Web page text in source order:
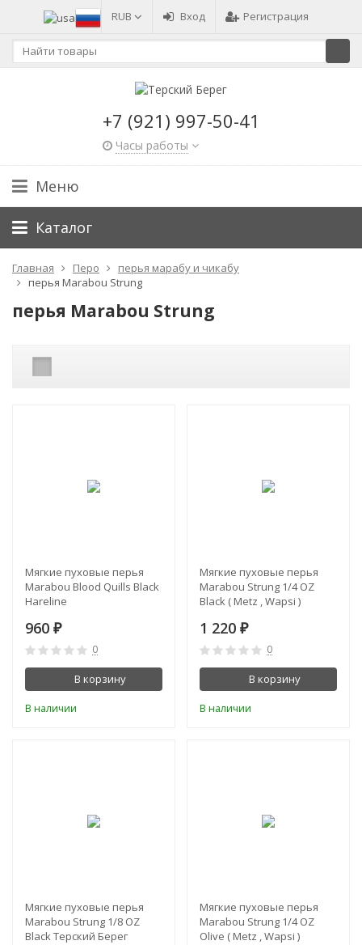
RUB Вход Регистрация
+7 (921) 997-50-41
Часы работы
Меню
Каталог
Главная Перо
перья марабу и чикабу
перья Marabou Strung
перья Marabou Strung
Мягкие пуховые перья
Marabou Blood Quills Black
Hareline
960 ₽
0
В корзину
В наличии
Мягкие пуховые перья
Marabou Strung 1/4 OZ
Black ( Metz , Wapsi )
1 220 ₽
0
В корзину
В наличии
Мягкие пуховые перья
Marabou Strung 1/8 OZ
Black Терский Берег
Мягкие пуховые перья
Marabou Strung 1/4 OZ
Olive ( Metz , Wapsi )